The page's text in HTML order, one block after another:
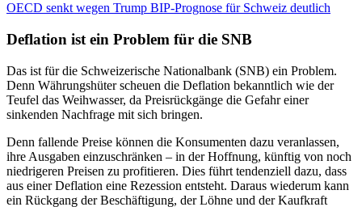
OECD senkt wegen Trump BIP-Prognose für Schweiz deutlich
Deflation ist ein Problem für die SNB
Das ist für die Schweizerische Nationalbank (SNB) ein Problem.
Denn Währungshüter scheuen die Deflation bekanntlich wie der
Teufel das Weihwasser, da Preisrückgänge die Gefahr einer
sinkenden Nachfrage mit sich bringen.
Denn fallende Preise können die Konsumenten dazu veranlassen,
ihre Ausgaben einzuschränken – in der Hoffnung, künftig von noch
niedrigeren Preisen zu profitieren. Dies führt tendenziell dazu, dass
aus einer Deflation eine Rezession entsteht. Daraus wiederum kann
ein Rückgang der Beschäftigung, der Löhne und der Kaufkraft